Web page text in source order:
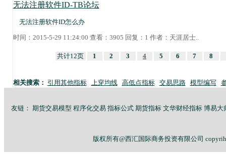
无法注册软件ID-TB论坛
无法注册软件ID怎么办
时间：2015-5-29 11:24:00 查看：3905 回复：1 作者： 天涯居士..
共计12页 1 2 3 4 5 6 7 8
相关搜索： 引用其他指标 上穿均线 高低点指标 交易思路 模型编写
友链： 期货交易模型 程序化交易 指标公式 期货指标 文华财经指标 博易大
版权所有@西汇国际商务投资有限公司